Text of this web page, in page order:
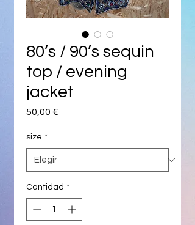
80’s / 90’s sequin
top / evening
jacket
50,00 €
size *
Cantidad *